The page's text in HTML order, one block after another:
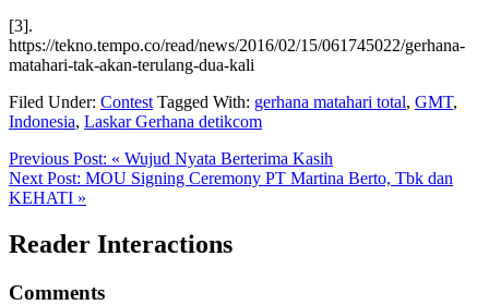
[3].
https://tekno.tempo.co/read/news/2016/02/15/061745022/gerhana-
matahari-tak-akan-terulang-dua-kali
Filed Under: Contest Tagged With: gerhana matahari total, GMT,
Indonesia, Laskar Gerhana detikcom
Previous Post: « Wujud Nyata Berterima Kasih
Next Post: MOU Signing Ceremony PT Martina Berto, Tbk dan
KEHATI »
Reader Interactions
Comments